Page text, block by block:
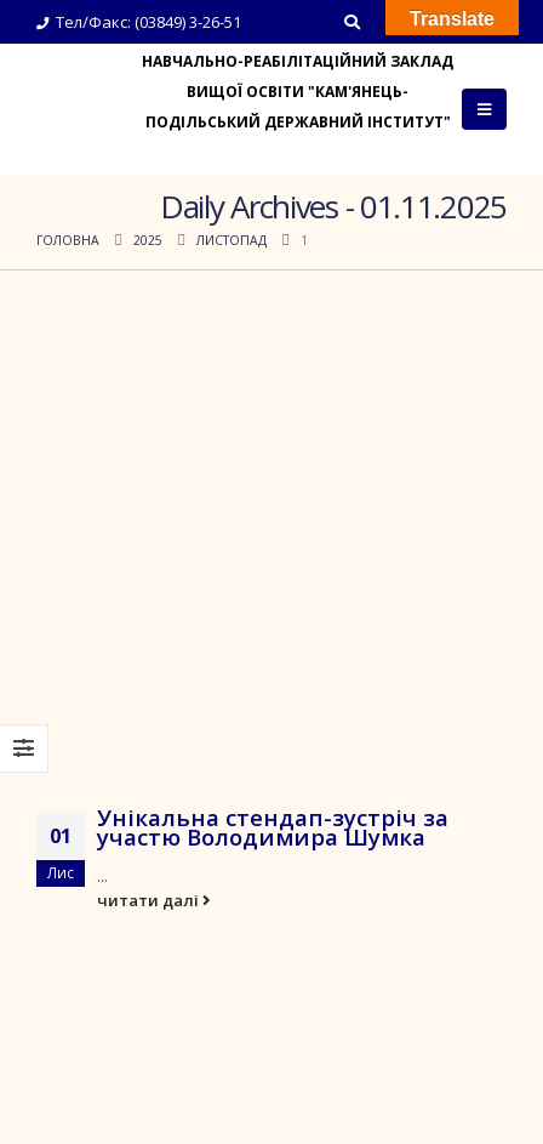
Тел/Факс: (03849) 3-26-51
НАВЧАЛЬНО-РЕАБІЛІТАЦІЙНИЙ ЗАКЛАД
ВИЩОЇ ОСВІТИ "КАМ'ЯНЕЦЬ-
ПОДІЛЬСЬКИЙ ДЕРЖАВНИЙ ІНСТИТУТ"
Daily Archives - 01.11.2025
ГОЛОВНА 2025 ЛИСТОПАД 1
01
Лис
Унікальна стендап-зустріч за
участю Володимира Шумка
...
читати далі
Translate